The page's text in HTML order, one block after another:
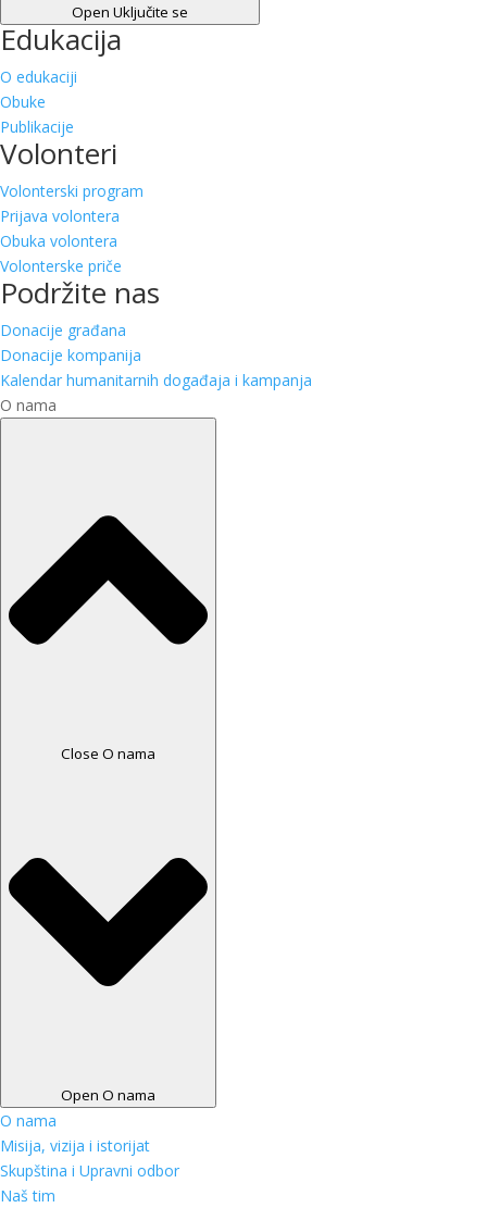
Open Uključite se
Edukacija
O edukaciji
Obuke
Publikacije
Volonteri
Volonterski program
Prijava volontera
Obuka volontera
Volonterske priče
Podržite nas
Donacije građana
Donacije kompanija
Kalendar humanitarnih događaja i kampanja
O nama
Close O nama
Open O nama
O nama
Misija, vizija i istorijat
Skupština i Upravni odbor
Naš tim